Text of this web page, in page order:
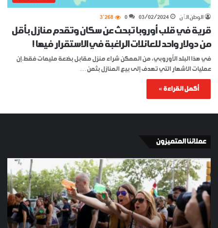
الوطن الٱن 03/02/2024
0 3٬268
قرية في قلب أوروبا تبحث عن سكان وتقدم منازل بأقل
من دولار واحد للعائلات الراغبة في الاستقرار فيها !
في هذا البلد الأوروبي، من الممكن شراء منزل مقابل بضعة مليمات فقط.إن
عمليات الاشهار التي تهدف إلى بيع المنازل بثمن…
أكمل القراءة »
عملائنا المتميزون
الإسبان
في
برشلونة
يطردون
السياح
الذين
زادت